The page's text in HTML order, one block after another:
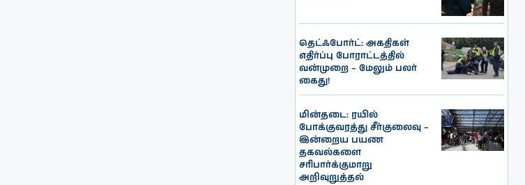
தெட்ஃபோர்ட்: அகதிகள்
எதிர்ப்பு போராட்டத்தில்
வன்முறை – மேலும் பலர்
கைது!
மின்தடை: ரயில்
போக்குவரத்து சீர்குலைவு –
இன்றைய பயண
தகவல்களை
சரிபார்க்குமாறு
அறிவுறுத்தல்